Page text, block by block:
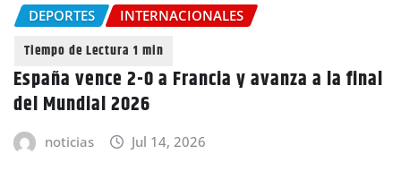
DEPORTES INTERNACIONALES
España vence 2-0 a Francia y avanza a la final
del Mundial 2026
noticias Jul 14, 2026